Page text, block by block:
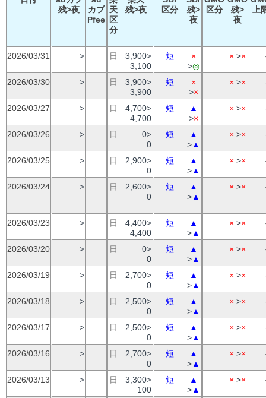
残>夜
カブ
Pfee
天
区
分
残>夜
区分
残>
夜
区分
残>
夜
上
2026/03/31 > 日
3,900>
3,100
短
×
>◎
× >×
2026/03/30 > 日
3,900>
3,900
短
×
>×
× >×
2026/03/27 > 日
4,700>
4,700
短
▲
>×
× >×
2026/03/26 > 日
0>
0
短
▲
>▲
× >×
2026/03/25 > 日
2,900>
0
短
▲
>▲
× >×
2026/03/24 > 日
2,600>
0
短
▲
>▲
× >×
2026/03/23 > 日
4,400>
4,400
短
▲
>▲
× >×
2026/03/20 > 日
0>
0
短
▲
>▲
× >×
2026/03/19 > 日
2,700>
0
短
▲
>▲
× >×
2026/03/18 > 日
2,500>
0
短
▲
>▲
× >×
2026/03/17 > 日
2,500>
0
短
▲
>▲
× >×
2026/03/16 > 日
2,700>
0
短
▲
>▲
× >×
2026/03/13 > 日
3,300>
100
短
▲
>▲
× >×